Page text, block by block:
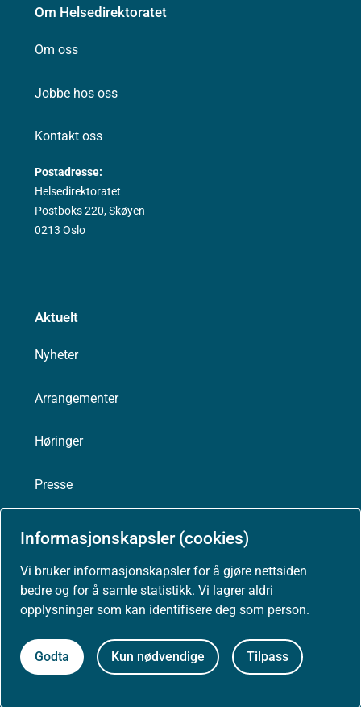
Informasjonskapsler (cookies)
Vi bruker informasjonskapsler for å gjøre nettsiden
bedre og for å samle statistikk. Vi lagrer aldri
opplysninger som kan identifisere deg som person.
Godta Kun nødvendige Tilpass
Om Helsedirektoratet
Om oss
Jobbe hos oss
Kontakt oss
Postadresse:
Helsedirektoratet
Postboks 220, Skøyen
0213 Oslo
Aktuelt
Nyheter
Arrangementer
Høringer
Presse
Om nettstedet
Personvernerklæring
Tilgjengelighetserklæring (uustatus.no)